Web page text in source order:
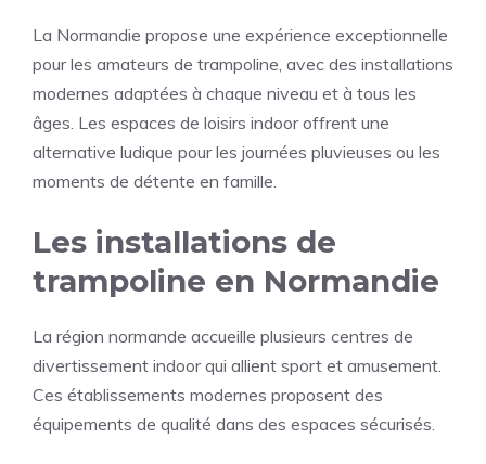
La Normandie propose une expérience exceptionnelle
pour les amateurs de trampoline, avec des installations
modernes adaptées à chaque niveau et à tous les
âges. Les espaces de loisirs indoor offrent une
alternative ludique pour les journées pluvieuses ou les
moments de détente en famille.
Les installations de
trampoline en Normandie
La région normande accueille plusieurs centres de
divertissement indoor qui allient sport et amusement.
Ces établissements modernes proposent des
équipements de qualité dans des espaces sécurisés.